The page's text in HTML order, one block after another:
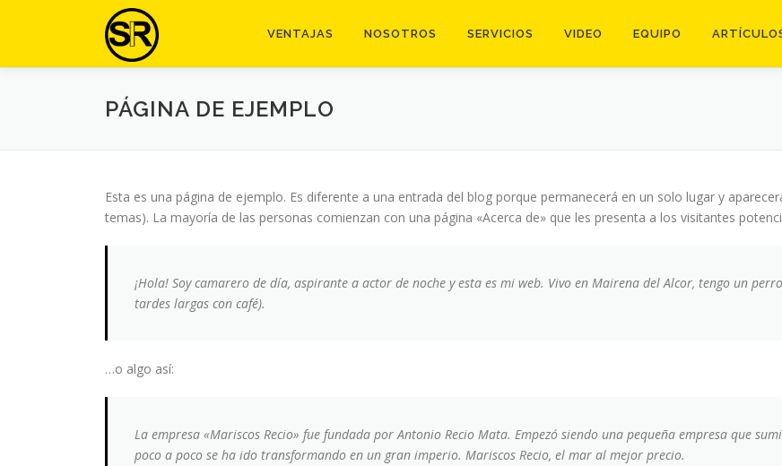
VENTAJAS NOSOTROS SERVICIOS VIDEO EQUIPO
PÁGINA DE EJEMPLO
Esta es una página de ejemplo. Es diferente a una entrada del blog porque permanecerá en un solo lugar y
temas). La mayoría de las personas comienzan con una página «Acerca de» que les presenta a los visitantes
¡Hola! Soy camarero de día, aspirante a actor de noche y esta es mi web. Vivo en Mairena del Alcor, tengo un
tardes largas con café).
…o algo así:
La empresa «Mariscos Recio» fue fundada por Antonio Recio Mata. Empezó siendo una pequeña empresa que
poco a poco se ha ido transformando en un gran imperio. Mariscos Recio, el mar al mejor precio.